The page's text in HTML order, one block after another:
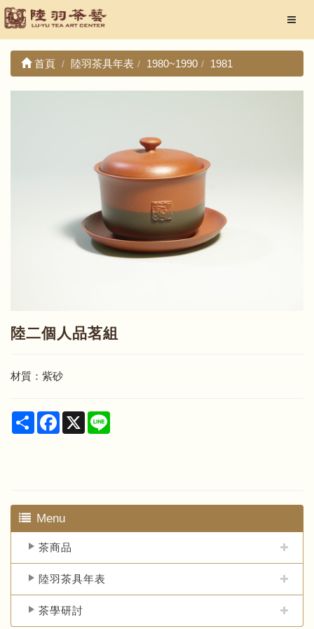
首頁 陸羽茶具年表 1980~1990 1981
陸二個人品茗組
材質：紫砂
Share Facebook
X
Menu
茶商品
陸羽茶具年表
茶學研討